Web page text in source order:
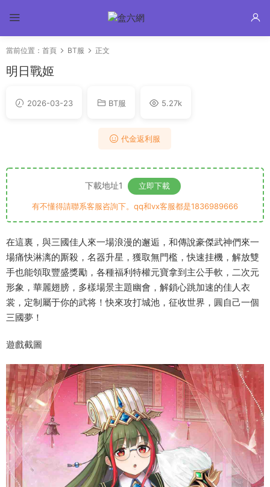
當前位置： 首頁 BT服 正文
明日戰姬
2026-03-23 BT服 5.27k
代金返利服
下載地址1 立即下載
有不懂得請聯系客服咨詢下。qq和vx客服都是1836989666
在這裏，與三國佳人來一場浪漫的邂逅，和傳說豪傑武神們來一
場痛快淋漓的厮殺，名器升星，獲取無門檻，快速挂機，解放雙
手也能領取豐盛獎勵，各種福利特權元寶拿到主公手軟，二次元
形象，華麗翅膀，多樣場景主題幽會，解鎖心跳加速的佳人衣
裳，定制屬于你的武将！快來攻打城池，征收世界，圓自己一個
三國夢！
遊戲截圖